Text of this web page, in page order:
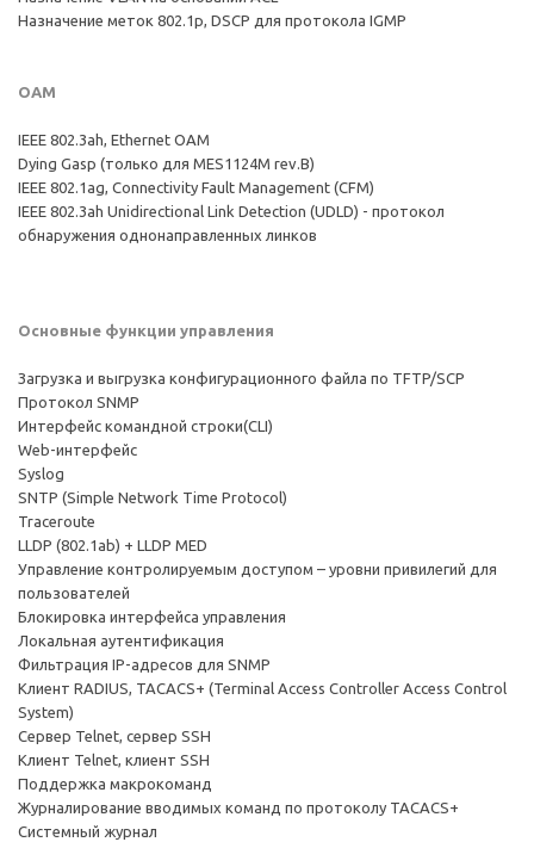
Назначение меток 802.1p, DSCP для протокола IGMP
ОАМ
IEEE 802.3ah, Ethernet OAM
Dying Gasp (только для MES1124М rev.B)
IEEE 802.1ag, Connectivity Fault Management (CFM)
IEEE 802.3ah Unidirectional Link Detection (UDLD) - протокол
обнаружения однонаправленных линков
Основные функции управления
Загрузка и выгрузка конфигурационного файла по TFTP/SCP
Протокол SNMP
Интерфейс командной строки(CLI)
Web-интерфейс
Syslog
SNTP (Simple Network Time Protocol)
Traceroute
LLDP (802.1ab) + LLDP MED
Управление контролируемым доступом – уровни привилегий для
пользователей
Блокировка интерфейса управления
Локальная аутентификация
Фильтрация IP-адресов для SNMP
Клиент RADIUS, TACACS+ (Terminal Access Controller Access Control
System)
Сервер Telnet, сервер SSH
Клиент Telnet, клиент SSH
Поддержка макрокоманд
Журналирование вводимых команд по протоколу TACACS+
Системный журнал